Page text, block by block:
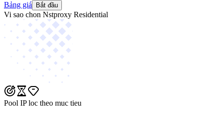
Bảng giá Bắt đầu
Vi sao chon Nstproxy Residential
Pool IP loc theo muc tieu